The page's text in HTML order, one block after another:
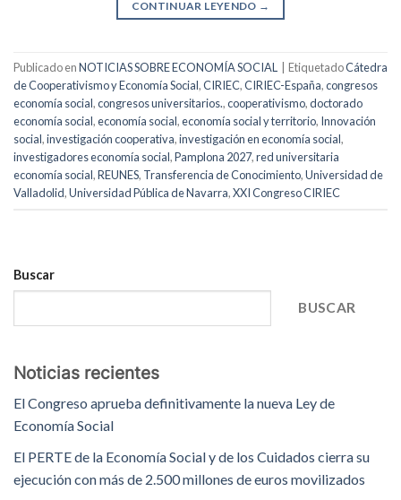
CONTINUAR LEYENDO →
Publicado enNOTICIAS SOBRE ECONOMÍA SOCIAL EtiquetadoCátedra
de Cooperativismo y Economía Social,CIRIEC,CIRIEC-España,congresos
economía social,congresos universitarios.,cooperativismo,doctorado
economía social,economía social,economía social y territorio, Innovación
social,investigación cooperativa,investigación en economía social,
investigadores economía social,Pamplona 2027,red universitaria
economía social,REUNES, Transferencia de Conocimiento,Universidad de
Valladolid,Universidad Pública de Navarra,XXI Congreso CIRIEC
Buscar
BUSCAR
Noticias recientes
El Congreso aprueba definitivamente la nueva Ley de
Economía Social
El PERTE de la Economía Social y de los Cuidados cierra su
ejecución con más de 2.500 millones de euros movilizados